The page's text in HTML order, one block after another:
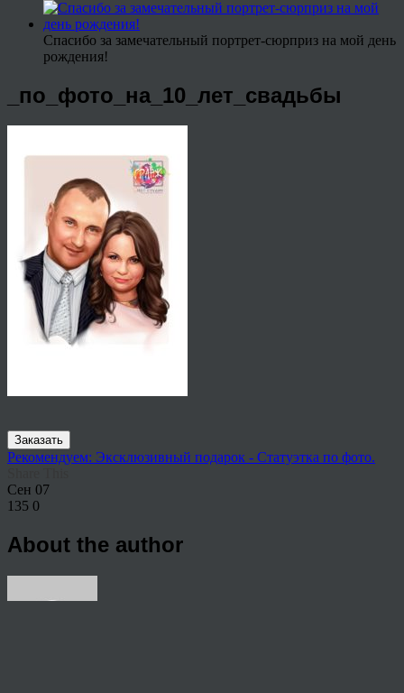
Спасибо за замечательный портрет-сюрприз на мой день
рождения!
_по_фото_на_10_лет_свадьбы
Заказать
Рекомендуем: Эксклюзивный подарок - Статуэтка по фото.
Сен 07
135 0
About the author